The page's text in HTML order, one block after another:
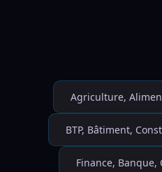
Agriculture,
BTP, Bâtiment,
Finance,